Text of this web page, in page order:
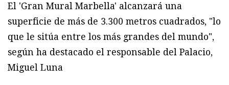
El 'Gran Mural Marbella' alcanzará una
superficie de más de 3.300 metros cuadrados, "lo
que le sitúa entre los más grandes del mundo",
según ha destacado el responsable del Palacio,
Miguel Luna